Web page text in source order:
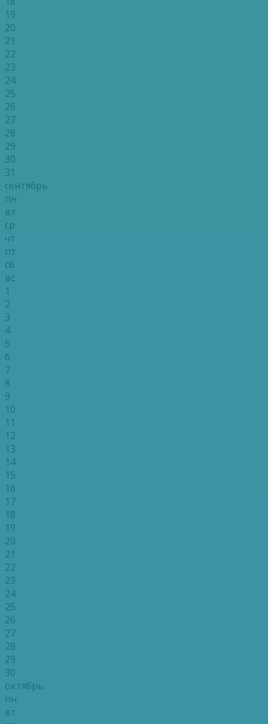
19
20
21
22
23
24
25
26
27
28
29
30
31
сентябрь
пн
вт
ср
чт
пт
сб
вс
1
2
3
4
5
6
7
8
9
10
11
12
13
14
15
16
17
18
19
20
21
22
23
24
25
26
27
28
29
30
октябрь
пн
вт